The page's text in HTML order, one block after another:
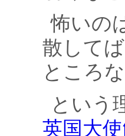
怖いの
散して
ところ
という
英国大